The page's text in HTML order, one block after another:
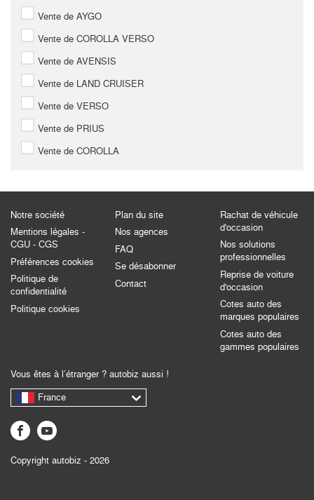
Vente de AYGO
Vente de COROLLA VERSO
Vente de AVENSIS
Vente de LAND CRUISER
Vente de VERSO
Vente de PRIUS
Vente de COROLLA
Notre société
Mentions légales -
CGU - CGS
Préférences cookies
Politique de
confidentialité
Politique cookies
Plan du site
Nos agences
FAQ
Se désabonner
Contact
Rachat de véhicule
d'occasion
Nos solutions
professionnelles
Reprise de voiture
d'occasion
Cotes auto des
marques populaires
Cotes auto des
gammes populaires
Vous êtes à l’étranger ? autobiz aussi !
France
Copyright autobiz - 2026